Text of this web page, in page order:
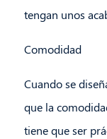
tengan unos
Comodidad
Cuando se
que la
tiene que ser